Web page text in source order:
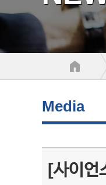
Media
[사이언